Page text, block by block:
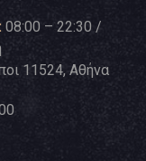
08:00 – 22:30 /
11524, Αθήνα